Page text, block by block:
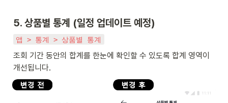
5. 상품별 통계 (일정 업데이트 예정)
앱 > 통계 > 상품별 통계
조회 기간 동안의 합계를 한눈에 확인할 수 있도록 합계 영역이
개선됩니다.